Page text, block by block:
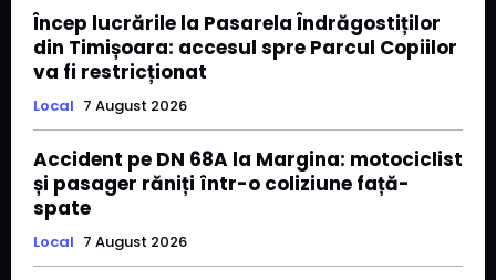
Încep lucrările la Pasarela Îndrăgostiților
din Timișoara: accesul spre Parcul Copiilor
va fi restricționat
Local 7 August 2026
Accident pe DN 68A la Margina: motociclist
și pasager răniți într-o coliziune față-
spate
Local 7 August 2026